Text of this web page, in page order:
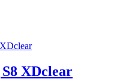
XDclear